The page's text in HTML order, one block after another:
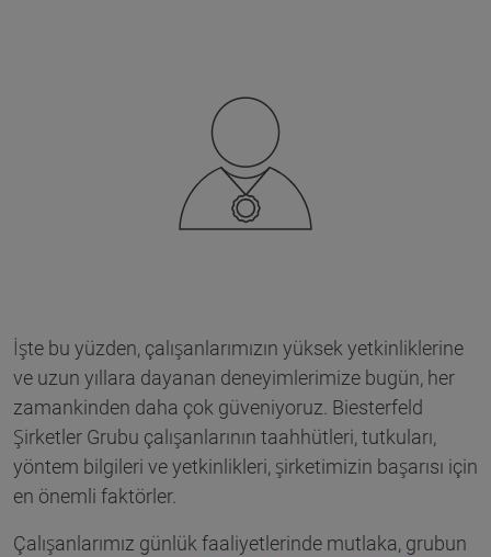
İşte bu yüzden, çalışanlarımızın yüksek yetkinliklerine
ve uzun yıllara dayanan deneyimlerimize bugün, her
zamankinden daha çok güveniyoruz. Biesterfeld
Şirketler Grubu çalışanlarının taahhütleri, tutkuları,
yöntem bilgileri ve yetkinlikleri, şirketimizin başarısı için
en önemli faktörler.
Çalışanlarımız günlük faaliyetlerinde mutlaka, grubun